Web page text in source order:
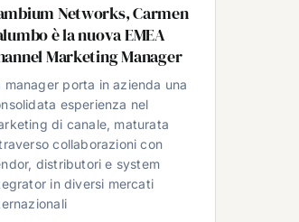
Networks, Carmen
è la nuova EMEA
Marketing Manager
manager porta in azienda una
esperienza nel
di canale, maturata
collaborazioni con
distributori e system
in diversi mercati